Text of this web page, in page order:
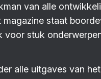
van alle
magazine staat
voor stuk
alle uitgaves van